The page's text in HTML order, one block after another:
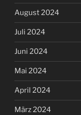
August 2024
Juli 2024
Juni 2024
Mai 2024
April 2024
März 2024